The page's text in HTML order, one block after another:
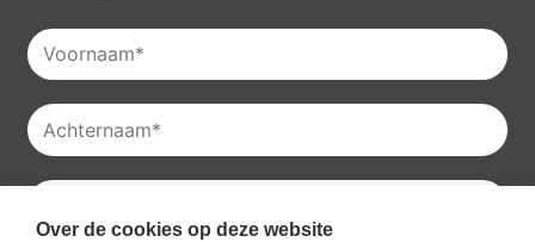
Over de cookies op deze website